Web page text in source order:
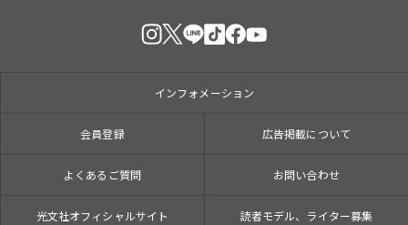
インフォメーション
会員登録 広告掲載について
よくあるご質問 お問い合わせ
光文社オフィシャルサイト 読者モデル、ライター募集